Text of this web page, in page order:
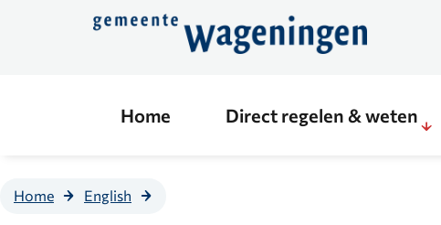
Home Direct regelen & weten
Home English